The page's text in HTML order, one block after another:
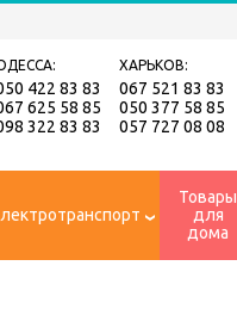
422 83 83
625 58 85
322 83 83
ХАРЬКОВ:
067 521 83 83
050 377 58 85
057 727 08 08
Товары
для
дома